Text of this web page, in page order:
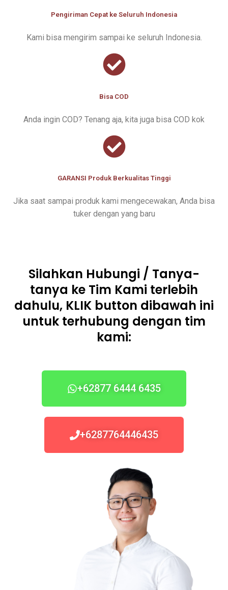
Pengiriman Cepat ke Seluruh Indonesia
Kami bisa mengirim sampai ke seluruh Indonesia.
Bisa COD
Anda ingin COD? Tenang aja, kita juga bisa COD kok
GARANSI Produk Berkualitas Tinggi
Jika saat sampai produk kami mengecewakan, Anda bisa
tuker dengan yang baru
Silahkan Hubungi / Tanya-
tanya ke Tim Kami terlebih
dahulu, KLIK button dibawah ini
untuk terhubung dengan tim
kami:
+62877 6444 6435
+6287764446435